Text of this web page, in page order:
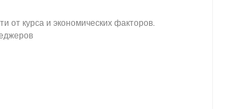
от курса и экономических факторов.